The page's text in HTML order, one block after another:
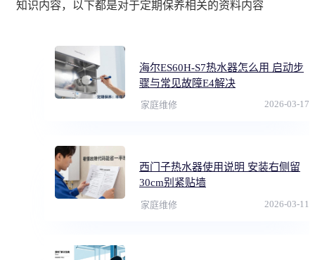
知识内容，以下都是对于定期保养相关的资料内容
海尔ES60H-S7热水器怎么用 启动步
骤与常见故障E4解决
家庭维修 2026-03-17
西门子热水器使用说明 安装右侧留
30cm别紧贴墙
家庭维修 2026-03-11